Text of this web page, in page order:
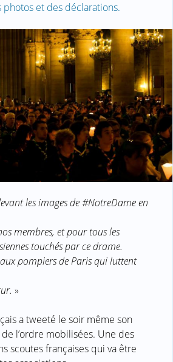
photos et des déclarations.
les images de #NotreDame en
membres, et pour tous les
touchés par ce drame.
pompiers de Paris qui luttent
»
a tweeté le soir même son
l’ordre mobilisées. Une des
scoutes françaises qui va être